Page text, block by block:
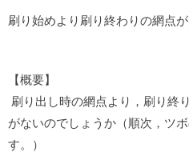
刷り始めより刷り終わりの網点
【概要】
刷り出し時の網点より，刷り終
がないのでしょうか（順次，ツ
す。）